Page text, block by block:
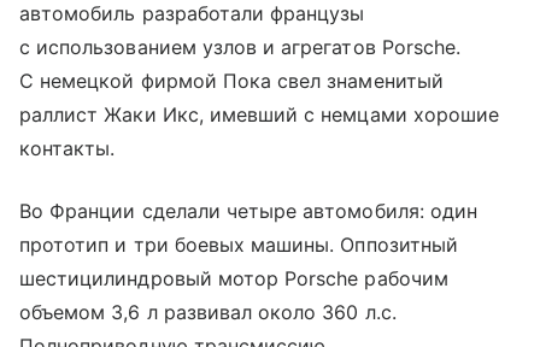
автомобиль разработали французы
с использованием узлов и агрегатов Porsche.
С немецкой фирмой Пока свел знаменитый
раллист Жаки Икс, имевший с немцами хорошие
контакты.
Во Франции сделали четыре автомобиля: один
прототип и три боевых машины. Оппозитный
шестицилиндровый мотор Porsche рабочим
объемом 3,6 л развивал около 360 л.с.